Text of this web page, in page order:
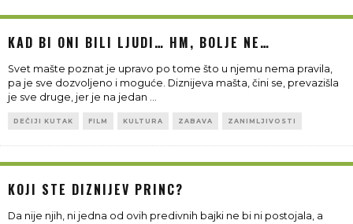
KAD BI ONI BILI LJUDI… HM, BOLJE NE…
Svet mašte poznat je upravo po tome što u njemu nema pravila,
pa je sve dozvoljeno i moguće. Diznijeva mašta, čini se, prevazišla
je sve druge, jer je na jedan ...
DEČIJI KUTAK FILM KULTURA ZABAVA ZANIMLJIVOSTI
KOJI STE DIZNIJEV PRINC?
Da nije njih, ni jedna od ovih predivnih bajki ne bi ni postojala, a